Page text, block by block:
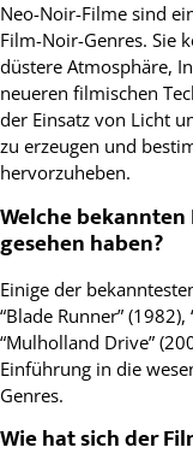
Neo-Noir-Filme sind
Film-Noir-Genres. Sie
düstere Atmosphäre,
neueren filmischen
der Einsatz von Licht
zu erzeugen und
hervorzuheben.
Welche
gesehen haben?
Einige der
“Blade Runner”
“Mulholland Drive”
Einführung in die
Genres.
Wie hat sich der